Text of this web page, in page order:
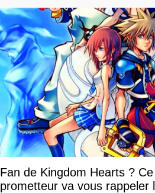
Fan de Kingdom Hearts ?
prometteur va vous rappeler